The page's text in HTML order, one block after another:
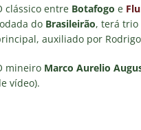
NOTÍCIAS
[ 4 de agosto de
Estatísticas
clássico entre Botafogo e
do Brasileirão, terá trio
auxiliado por
mineiro Marco Aurelio
vídeo).